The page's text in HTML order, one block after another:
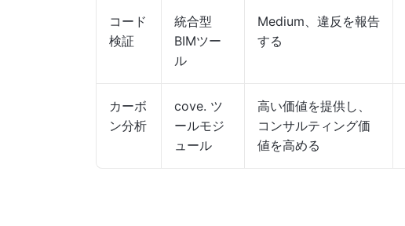
コード
検証
統合型
BIMツー
ル
Medium、違反を報告
する
カーボ
ン分析
cove. ツ
ールモジ
ュール
高い価値を提供し、
コンサルティング価
値を高める